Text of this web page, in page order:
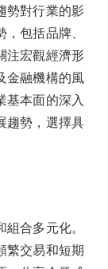
勢對行業的影
包括品牌、
注宏觀經濟形
金融機構的風
基本面的深入
趨勢，選擇具
合多元化。
繁交易和短期